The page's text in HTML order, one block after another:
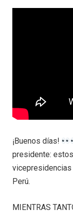
¡Buenos días!
presidente:
vicepresidencias
Perú.
MIENTRAS